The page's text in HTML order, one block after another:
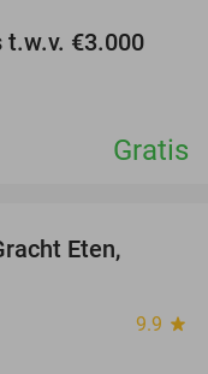
t.w.v. €3.000
Gratis
Eten,
9.9 star